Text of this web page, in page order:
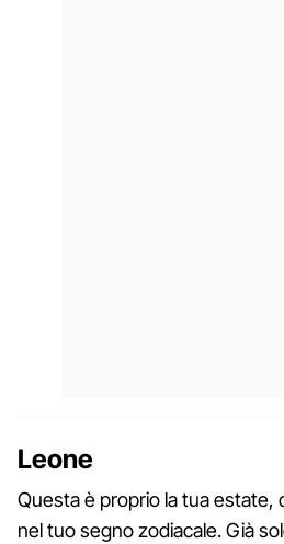
Leone
Questa è proprio la tua estate,
nel tuo segno zodiacale. Già